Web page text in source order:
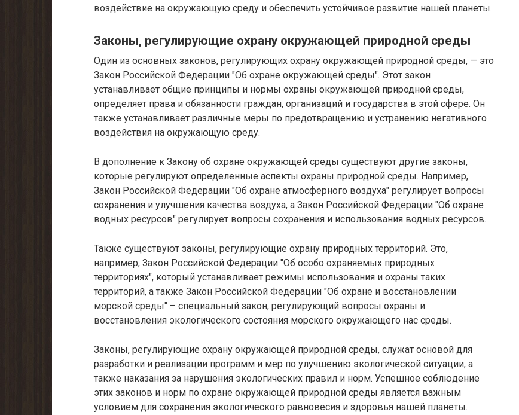
воздействие на окружающую среду и обеспечить устойчивое развитие нашей планеты.
Законы, регулирующие охрану окружающей природной среды
Один из основных законов, регулирующих охрану окружающей природной среды, — это
Закон Российской Федерации "Об охране окружающей среды". Этот закон
устанавливает общие принципы и нормы охраны окружающей природной среды,
определяет права и обязанности граждан, организаций и государства в этой сфере. Он
также устанавливает различные меры по предотвращению и устранению негативного
воздействия на окружающую среду.
В дополнение к Закону об охране окружающей среды существуют другие законы,
которые регулируют определенные аспекты охраны природной среды. Например,
Закон Российской Федерации "Об охране атмосферного воздуха" регулирует вопросы
сохранения и улучшения качества воздуха, а Закон Российской Федерации "Об охране
водных ресурсов" регулирует вопросы сохранения и использования водных ресурсов.
Также существуют законы, регулирующие охрану природных территорий. Это,
например, Закон Российской Федерации "Об особо охраняемых природных
территориях", который устанавливает режимы использования и охраны таких
территорий, а также Закон Российской Федерации "Об охране и восстановлении
морской среды" – специальный закон, регулирующий вопросы охраны и
восстановления экологического состояния морского окружающего нас среды.
Законы, регулирующие охрану окружающей природной среды, служат основой для
разработки и реализации программ и мер по улучшению экологической ситуации, а
также наказания за нарушения экологических правил и норм. Успешное соблюдение
этих законов и норм по охране окружающей природной среды является важным
условием для сохранения экологического равновесия и здоровья нашей планеты.